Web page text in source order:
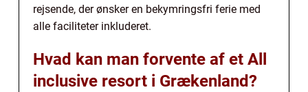
rejsende, der ønsker en bekymringsfri ferie med
alle faciliteter inkluderet.
Hvad kan man forvente af et All
inclusive resort i Grækenland?